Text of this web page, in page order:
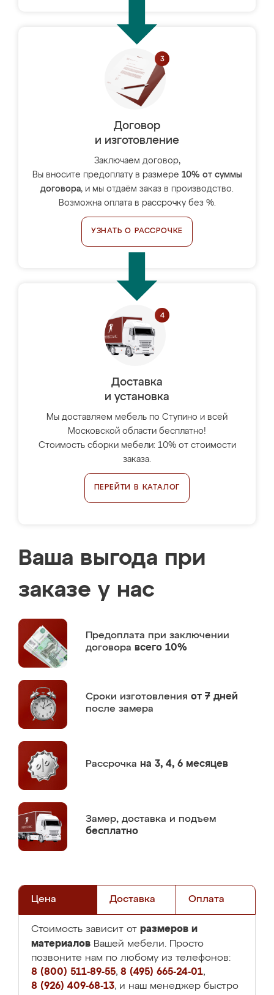
Договор
и изготовление
Заключаем договор,
Вы вносите предоплату в размере 10% от суммы
договора, и мы отдаём заказ в производство.
Возможна оплата в рассрочку без %.
УЗНАТЬ О РАССРОЧКЕ
Доставка
и установка
Мы доставляем мебель по Ступино и всей
Московской области бесплатно!
Стоимость сборки мебели: 10% от стоимости
заказа.
ПЕРЕЙТИ В КАТАЛОГ
Ваша выгода при
заказе у нас
Предоплата при заключении
договора всего 10%
Сроки изготовления от 7 дней
после замера
Рассрочка на 3, 4, 6 месяцев
Замер, доставка и подъем
бесплатно
Цена Доставка Оплата
Стоимость зависит от размеров и
материалов Вашей мебели. Просто
позвоните нам по любому из телефонов:
8 (800) 511-89-55, 8 (495) 665-24-01,
8 (926) 409-68-13, и наш менеджер быстро